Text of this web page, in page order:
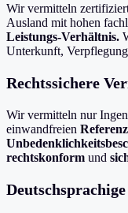
Wir vermitteln
Ausland mit hohen
Leistungs-Verhältnis.
Unterkunft,
Rechtssichere
Wir vermitteln nur
einwandfreien
rechtskonform und